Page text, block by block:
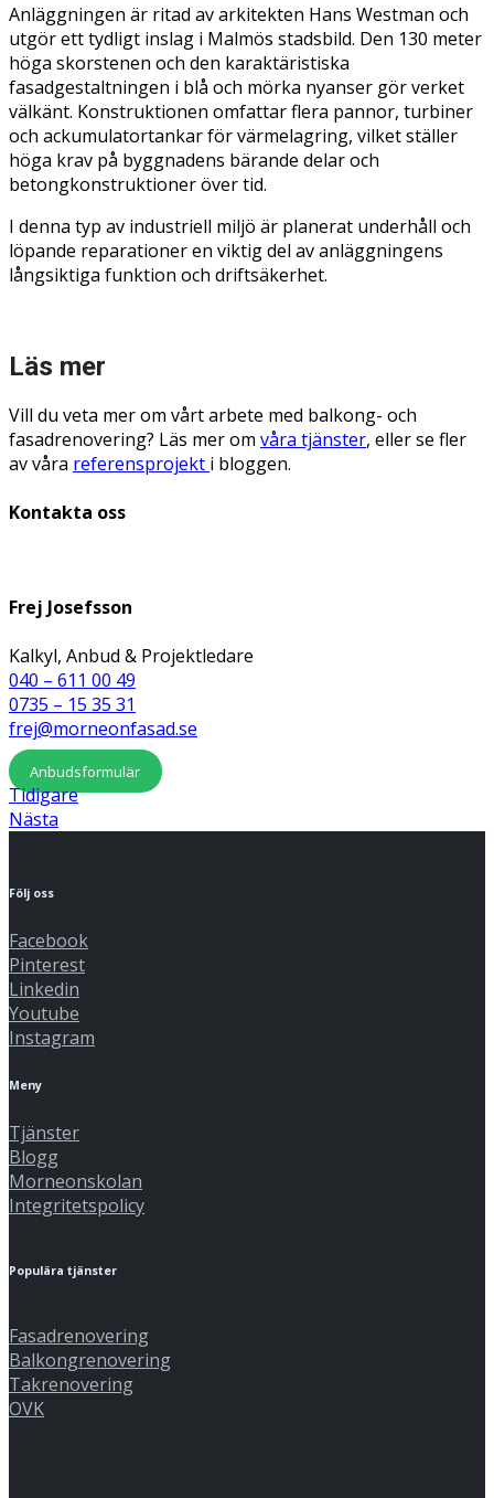
Anläggningen är ritad av arkitekten Hans Westman och
utgör ett tydligt inslag i Malmös stadsbild. Den 130 meter
höga skorstenen och den karaktäristiska
fasadgestaltningen i blå och mörka nyanser gör verket
välkänt. Konstruktionen omfattar flera pannor, turbiner
och ackumulatortankar för värmelagring, vilket ställer
höga krav på byggnadens bärande delar och
betongkonstruktioner över tid.
I denna typ av industriell miljö är planerat underhåll och
löpande reparationer en viktig del av anläggningens
långsiktiga funktion och driftsäkerhet.
Läs mer
Vill du veta mer om vårt arbete med balkong- och
fasadrenovering? Läs mer om våra tjänster, eller se fler
av våra referensprojekt i bloggen.
Kontakta oss
Frej Josefsson
Kalkyl, Anbud & Projektledare
040 – 611 00 49
0735 – 15 35 31
frej@morneonfasad.se
Anbudsformulär
Tidigare
Nästa
Följ oss
Facebook
Pinterest
Linkedin
Youtube
Instagram
Meny
Tjänster
Blogg
Morneonskolan
Integritetspolicy
Populära tjänster
Fasadrenovering
Balkongrenovering
Takrenovering
OVK